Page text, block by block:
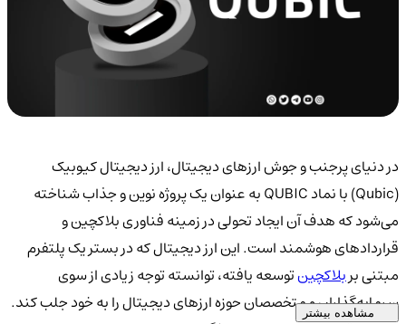
در دنیای پرجنب و جوش ارزهای دیجیتال، ارز دیجیتال کیوبیک
(Qubic) با نماد QUBIC به عنوان یک پروژه نوین و جذاب شناخته
می‌شود که هدف آن ایجاد تحولی در زمینه فناوری بلاکچین و
قراردادهای هوشمند است. این ارز دیجیتال که در بستر یک پلتفرم
مبتنی بربلاکچینتوسعه یافته، توانسته توجه زیادی از سوی
سرمایه‌گذاران و متخصصان حوزه ارزهای دیجیتال را به خود جلب کند.
مشاهده بیشتر